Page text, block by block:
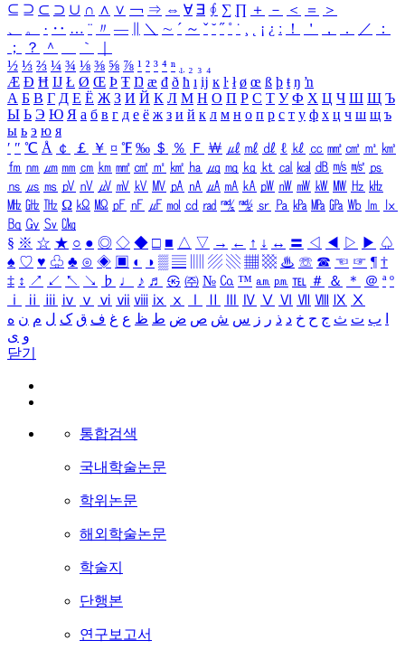
⊆ ⊇ ⊂ ⊃ ∪ ∩ ∧ ∨ ￢ ⇒ ⇔ ∀ ∃ ∮ ∑ ∏ ＋ － ＜ ＝
＞
、
。 · ‥ … ¨ 〃 ― ＼ ∼ ´ ～ ˇ ˘ ˝ ˚ ˙ ¸ ¡ ¿ ː ！ ＇ ， ． ／
：
；
？ ＾ ｀
½ ⅓ ⅔ ¼ ¾ ⅛ ⅜ ⅝ ⅞ ¹ ² ³ ⁴ ⁿ ₁ ₂ ₃ ₄
Æ Ð Ħ Ĳ Ł Ø Œ Þ Ŧ Ŋ æ đ ð ħ ı ĳ ĸ ŀ ł ø œ ß þ ŧ ŋ ŉ
А Б В Г Д Е Ё Ж З И Й К Л М Н О П Р С Т У Ф Х Ц Ч Ш Щ Ъ
Ы Ь Э Ю Я а б в г д е ё ж з и й к л м н о п р с т у ф х ц ч ш щ ъ
ы ь э ю я
′ ″ ℃ Å ￠ ￡ ￥ ¤ ℉ ‰ ＄ ％ Ｆ ￦ ㎕ ㎖ ㎗ ℓ ㎘ ㏄ ㎣ ㎤ ㎥ ㎦
㎙ ㎚ ㎛ ㎜ ㎝ ㎞ ㎟ ㎠ ㎡ ㎢ ㏊ ㎍ ㎎ ㎏ ㏏ ㎈ ㎉ ㏈ ㎧ ㎨ ㎰
㎱ ㎲ ㎳ ㎴ ㎵ ㎶ ㎷ ㎸ ㎹ ㎀ ㎁ ㎂ ㎃ ㎄ ㎺ ㎻ ㎽ ㎾ ㎿ ㎐ ㎑
㎒ ㎓ ㎔ Ω ㏀ ㏁ ㎊ ㎋ ㎌ ㏖ ㏅ ㎭ ㎮ ㎯ ㏛ ㎩ ㎪ ㎫ ㎬ ㏝ ㏐
㏓
㏃ ㏉ ㏜ ㏆
§ ※ ☆ ★ ○ ● ◎ ◇ ◆ □ ■ △ ▽ → ← ↑ ↓ ↔ 〓 ◁ ◀ ▷ ▶ ♤
♠ ♡ ♥ ♧ ♣ ⊙ ◈ ▣ ◐ ◑ ▒ ▤ ▨ ▧ ▦ ▩ ♨ ☏ ☎ ☜ ☞ ¶ †
‡ ↕ ↗ ↙ ↖ ↘ ♭ ♩ ♪ ♬ ㉿ ㈜ № ㏇ ™ ㏂ ㏘ ℡ ＃ ＆ ＊ ＠ ª º
ⅰ
ⅱ ⅲ ⅳ ⅴ ⅵ ⅶ ⅷ ⅸ ⅹ Ⅳ Ⅴ Ⅵ Ⅶ Ⅷ Ⅸ Ⅹ
ب ت ث ج ح خ د ذ ر ز س ش ص ض ط ظ ع غ ف ق ک ل م ن ه
و ی
닫기
통합검색
국내학술논문
학위논문
해외학술논문
학술지
단행본
연구보고서